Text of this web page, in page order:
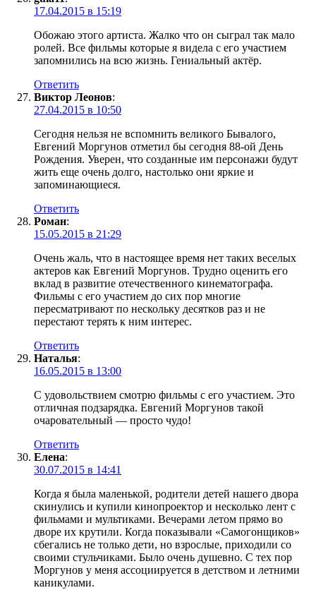
17.04.2015 в 15:19
Обожаю этого артиста. Жалко что он сыграл так мало
ролей. Все фильмы которые я видела с его участием
запомнились на всю жизнь. Гениальный актёр.
Ответить
Виктор Леонов:
27.04.2015 в 10:50
Сегодня нельзя не вспомнить великого Бывалого,
Евгений Моргунов отметил бы сегодня 88-ой День
Рождения. Уверен, что созданные им персонажи будут
жить еще очень долго, настолько они яркие и
запоминающиеся.
Ответить
Роман:
15.05.2015 в 21:29
Очень жаль, что в настоящее время нет таких веселых
актеров как Евгений Моргунов. Трудно оценить его
вклад в развитие отечественного кинематографа.
Фильмы с его участием до сих пор многие
пересматривают по нескольку десятков раз и не
перестают терять к ним интерес.
Ответить
Наталья:
16.05.2015 в 13:00
С удовольствием смотрю фильмы с его участием. Это
отличная подзарядка. Евгений Моргунов такой
очаровательный — просто чудо!
Ответить
Елена:
30.07.2015 в 14:41
Когда я была маленькой, родители детей нашего двора
скинулись и купили кинопроектор и несколько лент с
фильмами и мультиками. Вечерами летом прямо во
дворе их крутили. Когда показывали «Самогонщиков»
сбегались не только дети, но взрослые, приходили со
своими стульчиками. Было очень душевно. С тех пор
Моргунов у меня ассоциируется в детством и летними
каникулами.